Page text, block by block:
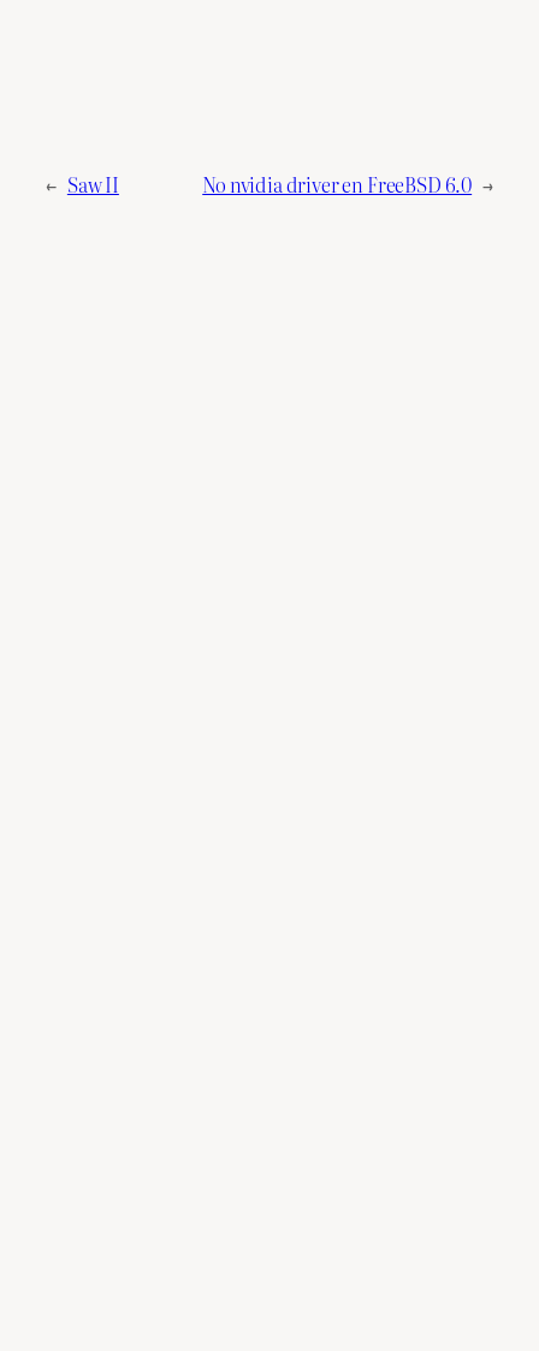
← Saw II No nvidia driver en FreeBSD 6.0 →